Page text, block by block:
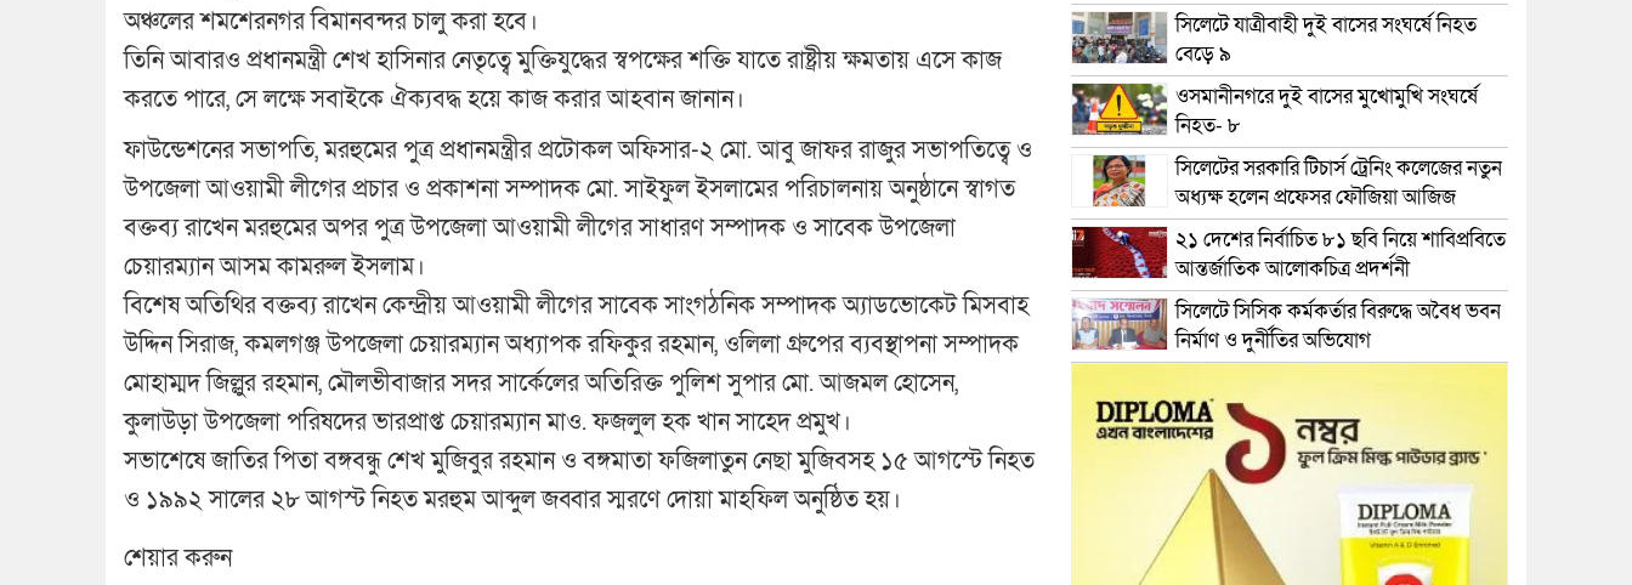
অঞ্চলের শমশেরনগর বিমানবন্দর চালু করা হবে।
তিনি আবারও প্রধানমন্ত্রী শেখ হাসিনার নেতৃত্বে মুক্তিযুদ্ধের স্বপক্ষের শক্তি যাতে রাষ্ট্রীয় ক্ষমতায় এসে কাজ
করতে পারে, সে লক্ষে সবাইকে ঐক্যবদ্ধ হয়ে কাজ করার আহবান জানান।
ফাউন্ডেশনের সভাপতি, মরহুমের পুত্র প্রধানমন্ত্রীর প্রটোকল অফিসার-২ মো. আবু জাফর রাজুর সভাপতিত্বে ও
উপজেলা আওয়ামী লীগের প্রচার ও প্রকাশনা সম্পাদক মো. সাইফুল ইসলামের পরিচালনায় অনুষ্ঠানে স্বাগত
বক্তব্য রাখেন মরহুমের অপর পুত্র উপজেলা আওয়ামী লীগের সাধারণ সম্পাদক ও সাবেক উপজেলা
চেয়ারম্যান আসম কামরুল ইসলাম।
বিশেষ অতিথির বক্তব্য রাখেন কেন্দ্রীয় আওয়ামী লীগের সাবেক সাংগঠনিক সম্পাদক অ্যাডভোকেট মিসবাহ
উদ্দিন সিরাজ, কমলগঞ্জ উপজেলা চেয়ারম্যান অধ্যাপক রফিকুর রহমান, ওলিলা গ্রুপের ব্যবস্থাপনা সম্পাদক
মোহাম্মদ জিল্লুর রহমান, মৌলভীবাজার সদর সার্কেলের অতিরিক্ত পুলিশ সুপার মো. আজমল হোসেন,
কুলাউড়া উপজেলা পরিষদের ভারপ্রাপ্ত চেয়ারম্যান মাও. ফজলুল হক খান সাহেদ প্রমুখ।
সভাশেষে জাতির পিতা বঙ্গবন্ধু শেখ মুজিবুর রহমান ও বঙ্গমাতা ফজিলাতুন নেছা মুজিবসহ ১৫ আগস্টে নিহত
ও ১৯৯২ সালের ২৮ আগস্ট নিহত মরহুম আব্দুল জব্বার স্মরণে দোয়া মাহফিল অনুষ্ঠিত হয়।
শেয়ার করুন
সিলেটে যাত্রীবাহী দুই বাসের সংঘর্ষে নিহত
বেড়ে ৯
ওসমানীনগরে দুই বাসের মুখোমুখি সংঘর্ষে
নিহত- ৮
সিলেটের সরকারি টিচার্স ট্রেনিং কলেজের নতুন
অধ্যক্ষ হলেন প্রফেসর ফৌজিয়া আজিজ
২১ দেশের নির্বাচিত ৮১ ছবি নিয়ে শাবিপ্রবিতে
আন্তর্জাতিক আলোকচিত্র প্রদর্শনী
সিলেটে সিসিক কর্মকর্তার বিরুদ্ধে অবৈধ ভবন
নির্মাণ ও দুর্নীতির অভিযোগ